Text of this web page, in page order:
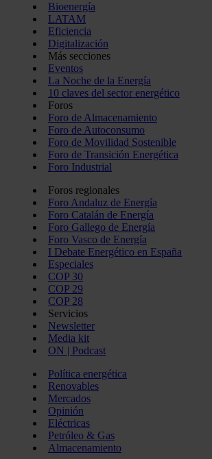
Bioenergía
LATAM
Eficiencia
Digitalización
Más secciones
Eventos
La Noche de la Energía
10 claves del sector energético
Foros
Foro de Almacenamiento
Foro de Autoconsumo
Foro de Movilidad Sostenible
Foro de Transición Energética
Foro Industrial
Foros regionales
Foro Andaluz de Energía
Foro Catalán de Energía
Foro Gallego de Energía
Foro Vasco de Energía
I Debate Energético en España
Especiales
COP 30
COP 29
COP 28
Servicios
Newsletter
Media kit
ON | Podcast
Política energética
Renovables
Mercados
Opinión
Eléctricas
Petróleo & Gas
Almacenamiento